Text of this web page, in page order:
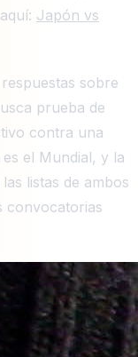
Japón vs
sobre
prueba de
contra una
el Mundial, y la
listas de ambos
convocatorias